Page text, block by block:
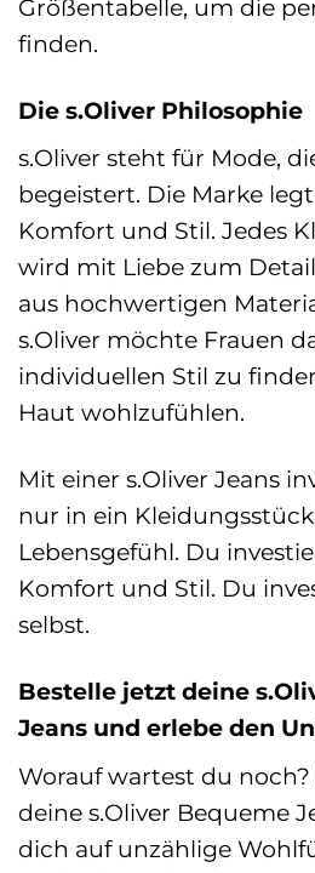
Größentabelle, um die
finden.
Die s.Oliver Philosophie
s.Oliver steht für Mode,
begeistert. Die Marke
Komfort und Stil. Jedes
wird mit Liebe zum
aus hochwertigen
s.Oliver möchte Frauen
individuellen Stil zu
Haut wohlzufühlen.
Mit einer s.Oliver Jeans
nur in ein
Lebensgefühl. Du
Komfort und Stil. Du
selbst.
Bestelle jetzt deine
Jeans und erlebe den
Worauf wartest du
deine s.Oliver Bequeme
dich auf unzählige